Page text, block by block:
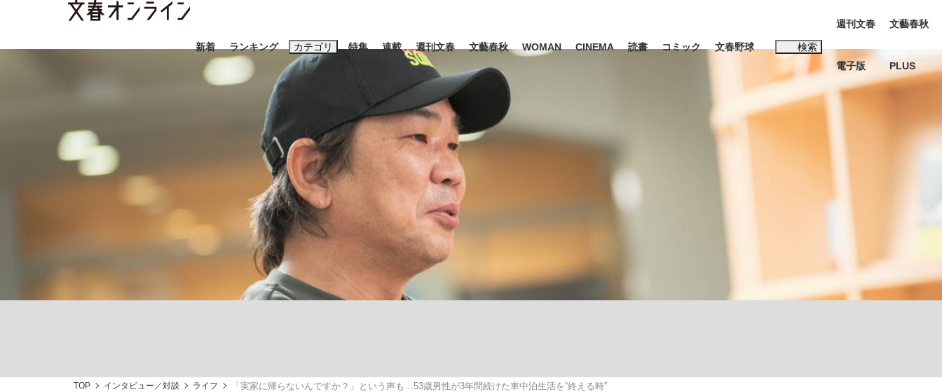
新着 ランキング カテゴリ
スクープ ニュース ライフ
「善か悪かはどちらでもいい」リアル『九条の大罪』弁護士が明かすトク... 「キオクシアの投資の桁は一つ多くてもいい」時価総額が一時トヨタ超え...
特集
日本生まれのK-POPアイドルたち
連載 週刊文春 文藝春秋 WOMAN CINEMA 読書 コミック 文春野球 検索
キーワード入力
おすすめのキーワードタグ一覧
#藤田晋 #三山凌輝 #高市早苗 #後藤真希 #内田有紀
#玉木雄一郎
#亀和田武
週刊文春
電子版
文藝春秋
PLUS
TOP インタビュー／対談 ライフ 「実家に帰らないんですか？」という声も…53歳男性が3年間続けた車中泊生活を“終える時”